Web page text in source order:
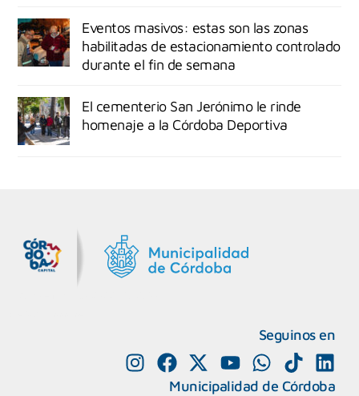
Eventos masivos: estas son las zonas
habilitadas de estacionamiento controlado
durante el fin de semana
El cementerio San Jerónimo le rinde
homenaje a la Córdoba Deportiva
Seguinos en
Municipalidad de Córdoba